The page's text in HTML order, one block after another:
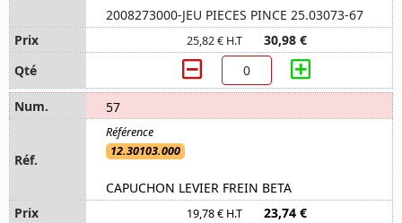
2008273000-JEU PIECES PINCE 25.03073-67
25,82 € H.T 30,98 €
57
12.30103.000
CAPUCHON LEVIER FREIN BETA
19,78 € H.T 23,74 €